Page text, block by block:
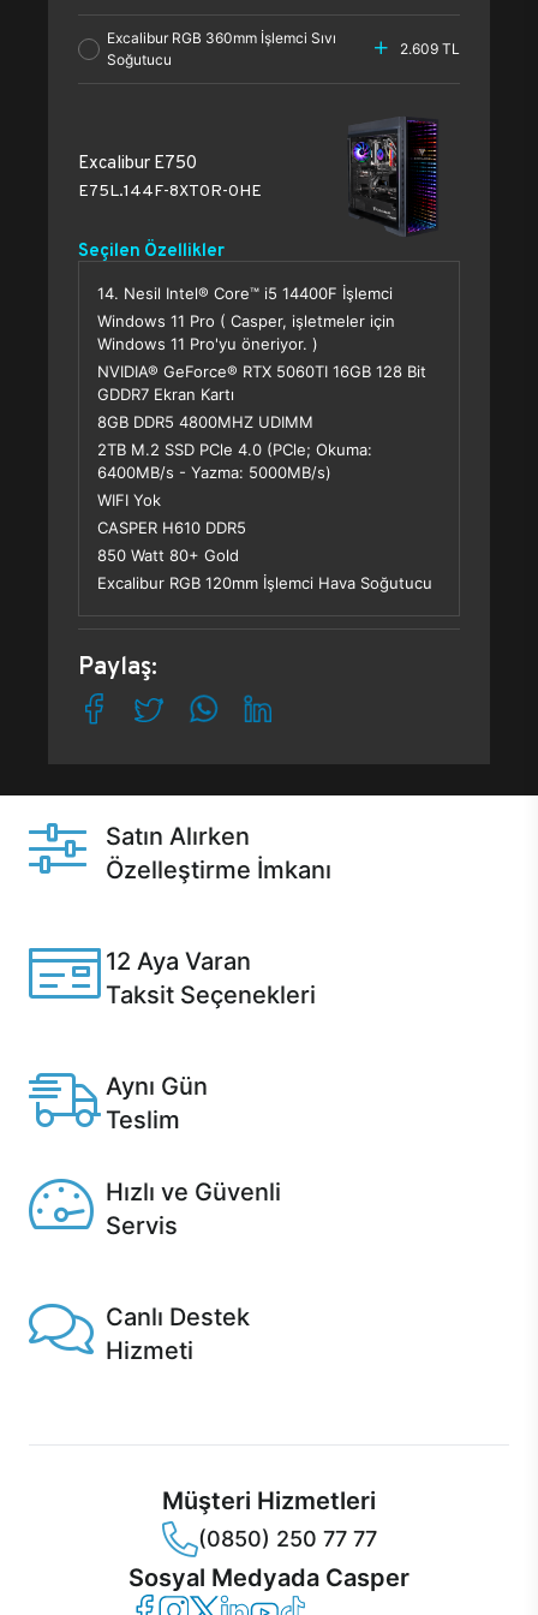
Excalibur RGB 360mm İşlemci Sıvı
Soğutucu
2.609 TL
Excalibur E750
E75L.144F-8XT0R-0HE
Seçilen Özellikler
14. Nesil Intel® Core™ i5 14400F İşlemci
Windows 11 Pro ( Casper, işletmeler için
Windows 11 Pro'yu öneriyor. )
NVIDIA® GeForce® RTX 5060TI 16GB 128 Bit
GDDR7 Ekran Kartı
8GB DDR5 4800MHZ UDIMM
2TB M.2 SSD PCle 4.0 (PCle; Okuma:
6400MB/s - Yazma: 5000MB/s)
WIFI Yok
CASPER H610 DDR5
850 Watt 80+ Gold
Excalibur RGB 120mm İşlemci Hava Soğutucu
Paylaş:
Satın Alırken
Özelleştirme İmkanı
12 Aya Varan
Taksit Seçenekleri
Aynı Gün
Teslim
Hızlı ve Güvenli
Servis
Canlı Destek
Hizmeti
Müşteri Hizmetleri
(0850) 250 77 77
Sosyal Medyada Casper
Casper Facebook
Casper Instagram
Casper Twitter
Casper LinkedIn
Casper YouTube
Casper TikTok